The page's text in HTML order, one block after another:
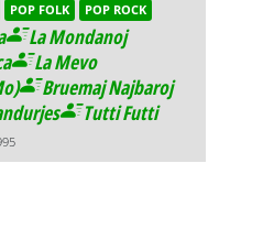
POP FOLK POP ROCK
La Mondanoj
La Mevo
Bruemaj Najbaroj
Tutti Futti